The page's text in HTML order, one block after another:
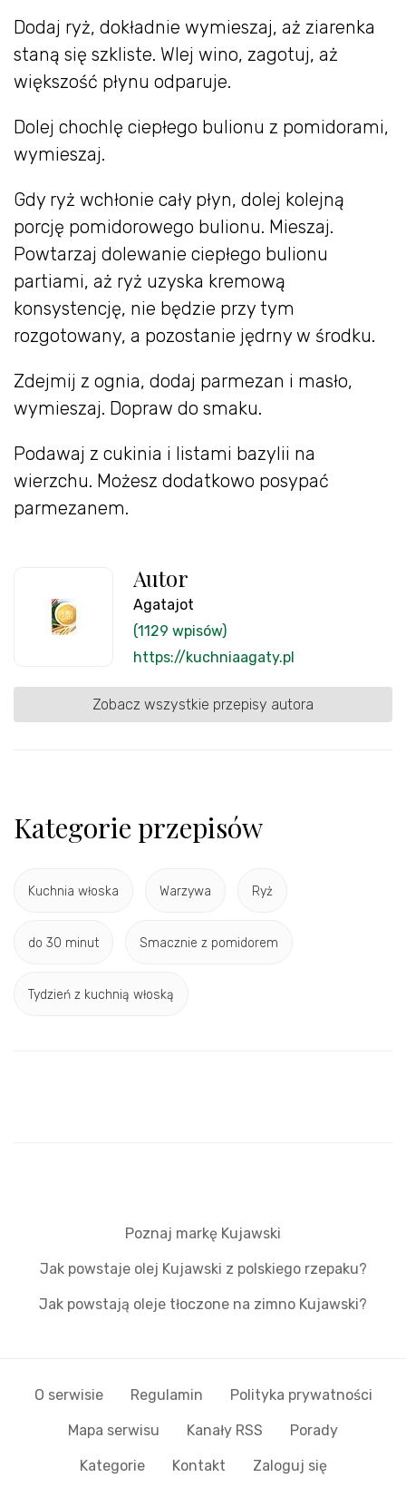
Dodaj ryż, dokładnie wymieszaj, aż ziarenka
staną się szkliste. Wlej wino, zagotuj, aż
większość płynu odparuje.
Dolej chochlę ciepłego bulionu z pomidorami,
wymieszaj.
Gdy ryż wchłonie cały płyn, dolej kolejną
porcję pomidorowego bulionu. Mieszaj.
Powtarzaj dolewanie ciepłego bulionu
partiami, aż ryż uzyska kremową
konsystencję, nie będzie przy tym
rozgotowany, a pozostanie jędrny w środku.
Zdejmij z ognia, dodaj parmezan i masło,
wymieszaj. Dopraw do smaku.
Podawaj z cukinia i listami bazylii na
wierzchu. Możesz dodatkowo posypać
parmezanem.
Autor
Agatajot
(1129 wpisów)
https://kuchniaagaty.pl
Zobacz wszystkie przepisy autora
Kategorie przepisów
Kuchnia włoska Warzywa Ryż
do 30 minut Smacznie z pomidorem
Tydzień z kuchnią włoską
Poznaj markę Kujawski
Jak powstaje olej Kujawski z polskiego rzepaku?
Jak powstają oleje tłoczone na zimno Kujawski?
O serwisie Regulamin Polityka prywatności
Mapa serwisu Kanały RSS Porady
Kategorie Kontakt Zaloguj się